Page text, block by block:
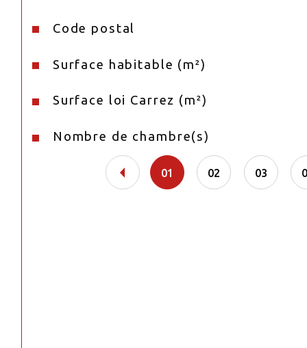
Caractéristiques Valeurs
Code postal
Surface habitable (m²)
Surface loi Carrez (m²)
Nombre de chambre(s)
01 02 03